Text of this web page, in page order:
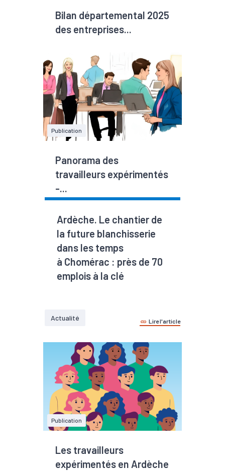
Bilan départemental 2025
des entreprises...
Publication
Panorama des
travailleurs expérimentés
-...
Ardèche. Le chantier de
la future blanchisserie
dans les temps
à Chomérac : près de 70
emplois à la clé
Actualité Lire l'article
Publication
Les travailleurs
expérimentés en Ardèche